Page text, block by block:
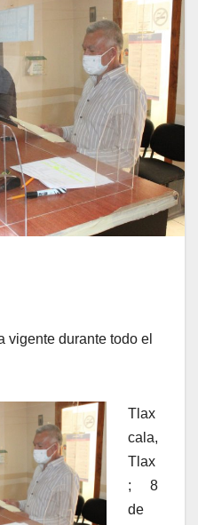
vigente durante todo el
Tlax
cala,
Tlax
; 8
de